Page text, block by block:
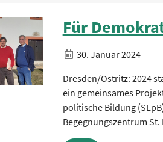
Für
30. Januar 2024
Dresden/Ostritz: 2024
ein gemeinsames
politische Bildung
Begegnungszentrum